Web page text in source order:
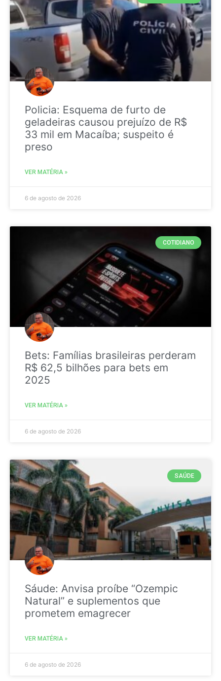
Policia: Esquema de furto de
geladeiras causou prejuízo de R$
33 mil em Macaíba; suspeito é
preso
VER MATÉRIA »
6 de agosto de 2026
COTIDIANO
Bets: Famílias brasileiras perderam
R$ 62,5 bilhões para bets em
2025
VER MATÉRIA »
6 de agosto de 2026
SAÚDE
Sáude: Anvisa proíbe “Ozempic
Natural” e suplementos que
prometem emagrecer
VER MATÉRIA »
6 de agosto de 2026